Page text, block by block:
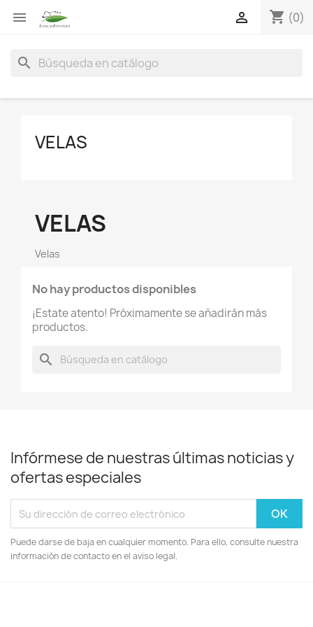
 shopping_cart (0)

search
VELAS
VELAS
Velas
No hay productos disponibles
¡Estate atento! Próximamente se añadirán más
productos.
search
Infórmese de nuestras últimas noticias y
ofertas especiales
Puede darse de baja en cualquier momento. Para ello, consulte nuestra
información de contacto en el aviso legal.